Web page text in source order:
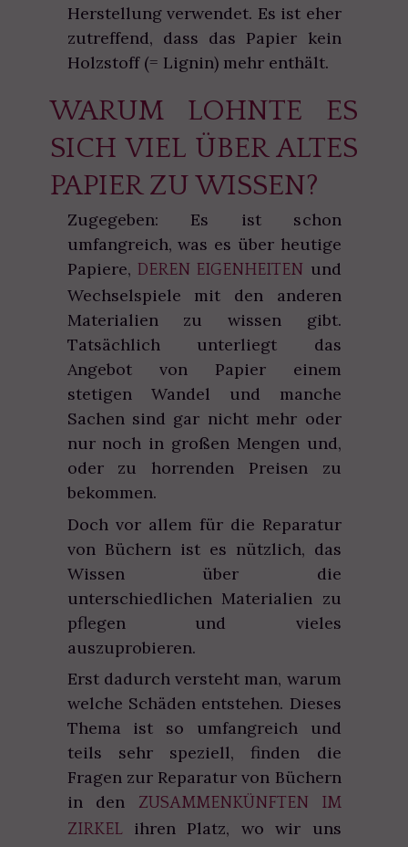
Herstellung verwendet. Es ist eher
zutreffend, dass das Papier kein
Holzstoff (= Lignin) mehr enthält.
WARUM LOHNTE ES
SICH VIEL ÜBER ALTES
PAPIER ZU WISSEN?
Zugegeben: Es ist schon
umfangreich, was es über heutige
Papiere, DEREN EIGENHEITEN und
Wechselspiele mit den anderen
Materialien zu wissen gibt.
Tatsächlich unterliegt das
Angebot von Papier einem
stetigen Wandel und manche
Sachen sind gar nicht mehr oder
nur noch in großen Mengen und,
oder zu horrenden Preisen zu
bekommen.
Doch vor allem für die Reparatur
von Büchern ist es nützlich, das
Wissen über die
unterschiedlichen Materialien zu
pflegen und vieles
auszuprobieren.
Erst dadurch versteht man, warum
welche Schäden entstehen. Dieses
Thema ist so umfangreich und
teils sehr speziell, finden die
Fragen zur Reparatur von Büchern
in den
ZUSAMMENKÜNFTEN IM
ZIRKELihren Platz, wo wir uns